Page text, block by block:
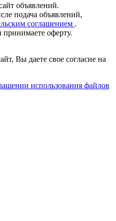
объявлений.
подача объявлений,
соглашением .
принимаете оферту.
Вы даете свое согласие на
использования файлов